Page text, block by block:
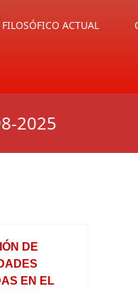
ACTUAL
2025
DE
EN EL